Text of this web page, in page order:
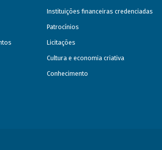
Instituições financeiras credenciadas
Patrocínios
Licitações
Cultura e economia criativa
Conhecimento